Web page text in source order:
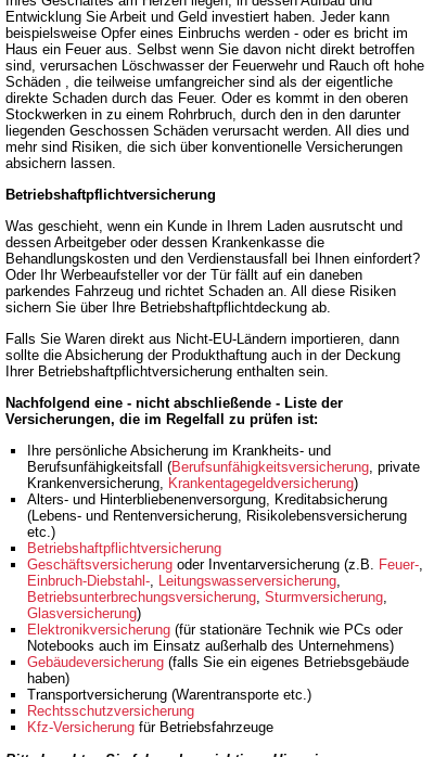
Entwicklung Sie Arbeit und Geld investiert haben. Jeder kann
beispielsweise Opfer eines Einbruchs werden - oder es bricht im
Haus ein Feuer aus. Selbst wenn Sie davon nicht direkt betroffen
sind, verursachen Löschwasser der Feuerwehr und Rauch oft hohe
Schäden , die teilweise umfangreicher sind als der eigentliche
direkte Schaden durch das Feuer. Oder es kommt in den oberen
Stockwerken in zu einem Rohrbruch, durch den in den darunter
liegenden Geschossen Schäden verursacht werden. All dies und
mehr sind Risiken, die sich über konventionelle Versicherungen
absichern lassen.
Betriebshaftpflichtversicherung
Was geschieht, wenn ein Kunde in Ihrem Laden ausrutscht und
dessen Arbeitgeber oder dessen Krankenkasse die
Behandlungskosten und den Verdienstausfall bei Ihnen einfordert?
Oder Ihr Werbeaufsteller vor der Tür fällt auf ein daneben
parkendes Fahrzeug und richtet Schaden an. All diese Risiken
sichern Sie über Ihre Betriebshaftpflichtdeckung ab.
Falls Sie Waren direkt aus Nicht-EU-Ländern importieren, dann
sollte die Absicherung der Produkthaftung auch in der Deckung
Ihrer Betriebshaftpflichtversicherung enthalten sein.
Nachfolgend eine - nicht abschließende - Liste der
Versicherungen, die im Regelfall zu prüfen ist:
Ihre persönliche Absicherung im Krankheits- und
Berufsunfähigkeitsfall (Berufsunfähigkeitsversicherung, private
Krankenversicherung, Krankentagegeldversicherung)
Alters- und Hinterbliebenenversorgung, Kreditabsicherung
(Lebens- und Rentenversicherung, Risikolebensversicherung
etc.)
Betriebshaftpflichtversicherung
Geschäftsversicherung oder Inventarversicherung (z.B. Feuer-,
Einbruch-Diebstahl-, Leitungswasserversicherung,
Betriebsunterbrechungsversicherung, Sturmversicherung,
Glasversicherung)
Elektronikversicherung (für stationäre Technik wie PCs oder
Notebooks auch im Einsatz außerhalb des Unternehmens)
Gebäudeversicherung (falls Sie ein eigenes Betriebsgebäude
haben)
Transportversicherung (Warentransporte etc.)
Rechtsschutzversicherung
Kfz-Versicherung für Betriebsfahrzeuge